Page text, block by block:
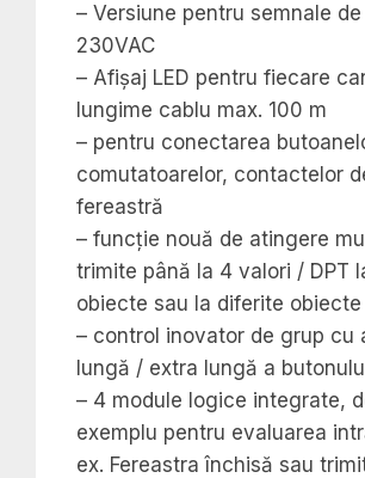
– Versiune pentru semnale
230VAC
– Afișaj LED pentru fiecare
lungime cablu max. 100 m
– pentru conectarea
comutatoarelor, contactelor
fereastră
– funcție nouă de atingere
trimite până la 4 valori / DPT
obiecte sau la diferite obiecte
– control inovator de grup cu
lungă / extra lungă a
– 4 module logice integrate,
exemplu pentru evaluarea
ex. Fereastra închisă sau